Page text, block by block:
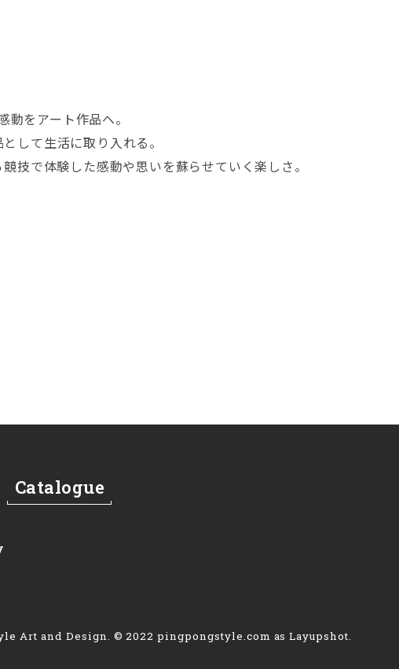
をアート作品へ。
して生活に取り入れる。
技で体験した感動や思いを蘇らせていく楽しさ。
Catalogue
Art and Design. © 2022 pingpongstyle.com as Layupshot.